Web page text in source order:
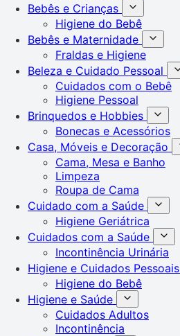
Bebês e Crianças
Higiene do Bebê
Bebês e Maternidade
Fraldas e Higiene
Beleza e Cuidado Pessoal
Cuidados com o Bebê
Higiene Pessoal
Brinquedos e Hobbies
Bonecas e Acessórios
Casa, Móveis e Decoração
Cama, Mesa e Banho
Limpeza
Roupa de Cama
Cuidado com a Saúde
Higiene Geriátrica
Cuidados com a Saúde
Incontinência Urinária
Higiene e Cuidados Pessoais
Higiene do Bebê
Higiene e Saúde
Cuidados Adultos
Incontinência